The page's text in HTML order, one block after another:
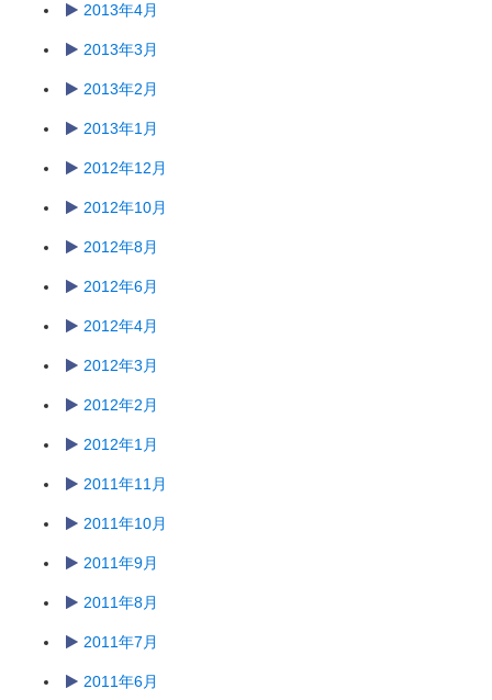
2013年4月
2013年3月
2013年2月
2013年1月
2012年12月
2012年10月
2012年8月
2012年6月
2012年4月
2012年3月
2012年2月
2012年1月
2011年11月
2011年10月
2011年9月
2011年8月
2011年7月
2011年6月